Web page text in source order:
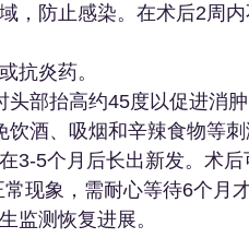
，防止感染。在术后2周
抗炎药。
部抬高约45度以促进消肿
饮酒、吸烟和辛辣食物等刺
3-5个月后长出新发。术
现象，需耐心等待6个月
监测恢复进展。